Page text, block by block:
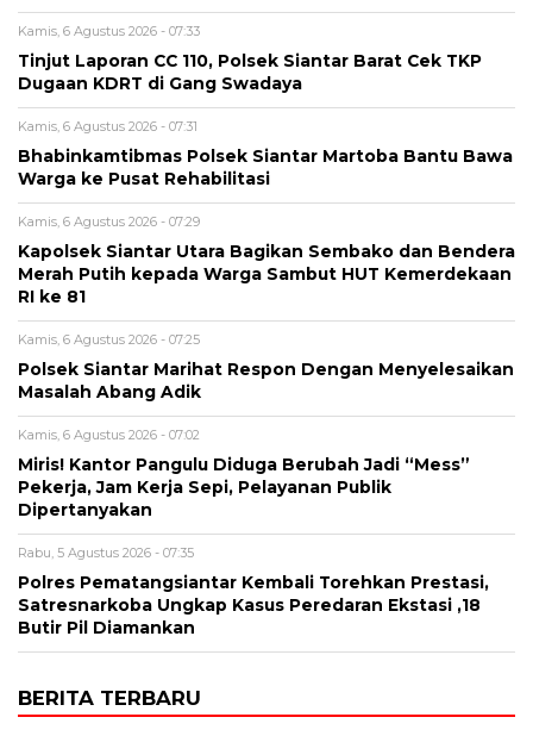
Kamis, 6 Agustus 2026 - 07:33
Tinjut Laporan CC 110, Polsek Siantar Barat Cek TKP
Dugaan KDRT di Gang Swadaya
Kamis, 6 Agustus 2026 - 07:31
Bhabinkamtibmas Polsek Siantar Martoba Bantu Bawa
Warga ke Pusat Rehabilitasi
Kamis, 6 Agustus 2026 - 07:29
Kapolsek Siantar Utara Bagikan Sembako dan Bendera
Merah Putih kepada Warga Sambut HUT Kemerdekaan
RI ke 81
Kamis, 6 Agustus 2026 - 07:25
Polsek Siantar Marihat Respon Dengan Menyelesaikan
Masalah Abang Adik
Kamis, 6 Agustus 2026 - 07:02
Miris! Kantor Pangulu Diduga Berubah Jadi “Mess”
Pekerja, Jam Kerja Sepi, Pelayanan Publik
Dipertanyakan
Rabu, 5 Agustus 2026 - 07:35
Polres Pematangsiantar Kembali Torehkan Prestasi,
Satresnarkoba Ungkap Kasus Peredaran Ekstasi ,18
Butir Pil Diamankan
BERITA TERBARU